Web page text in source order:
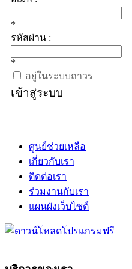
*
รหัสผ่าน :
*
อยู่ในระบบถาวร
เข้าสู่ระบบ
ศูนย์ช่วยเหลือ
เกี่ยวกับเรา
ติดต่อเรา
ร่วมงานกับเรา
แผนผังเว็บไซต์